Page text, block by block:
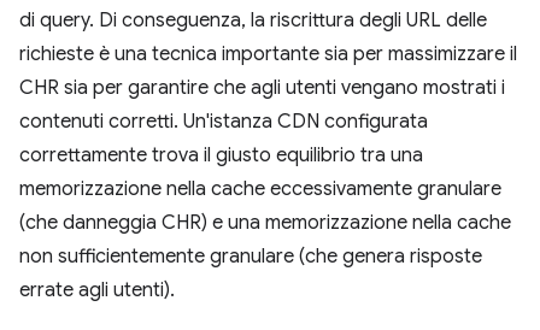
di query. Di conseguenza, la riscrittura degli URL delle
richieste è una tecnica importante sia per massimizzare il
CHR sia per garantire che agli utenti vengano mostrati i
contenuti corretti. Un'istanza CDN configurata
correttamente trova il giusto equilibrio tra una
memorizzazione nella cache eccessivamente granulare
(che danneggia CHR) e una memorizzazione nella cache
non sufficientemente granulare (che genera risposte
errate agli utenti).